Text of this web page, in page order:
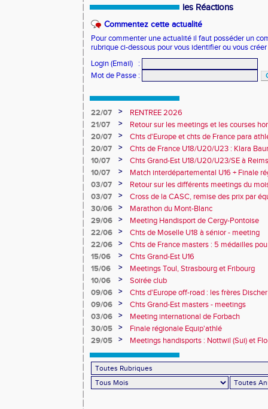
les Réactions
Commentez cette actualité
Pour commenter une actualité il faut posséder un
rubrique ci-dessous pour vous identifier ou vous
Login (Email)
:
Mot de Passe :
22/07 >
RENTREE 2026
21/07
>
Retour sur les meetings et les courses
20/07
>
Chts d'Europe et chts de France para
champion d'Europe et multiples
20/07 >
Chts de France U18/U20/U23 : Klara
10e
10/07 >
Chts Grand-Est U18/U20/U23/SE à
10/07
>
Match interdépartemental U16 + Finale
Obernai
03/07 >
Retour sur les différents meetings du
03/07
>
Cross de la CASC, remise des prix par
collèges
30/06 >
Marathon du Mont-Blanc
29/06
>
Meeting Handisport de Cergy-Pontoise
22/06
>
Chts de Moselle U18 à sénior - meeting
22/06
>
Chts de France masters : 5 médailles
15/06
>
Chts Grand-Est U16
15/06
>
Meetings Toul, Strasbourg et Fribourg
10/06
>
Soirée club
09/06
>
Chts d'Europe off-road : les frères
09/06
>
Chts Grand-Est masters - meetings
03/06
>
Meeting international de Forbach
30/05
>
Finale régionale Equip'athlé
29/05
> Meetings handisports : Nottwil (Sui) et